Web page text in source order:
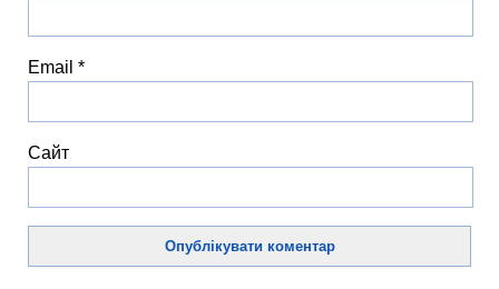
Email *
Сайт